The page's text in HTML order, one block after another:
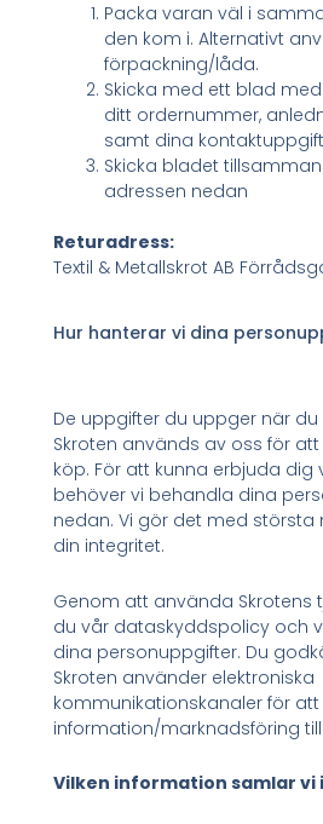
Packa varan väl i
den kom i. Alternativt
förpackning/låda.
Skicka med ett blad
ditt ordernummer,
samt dina
Skicka bladet
adressen nedan
Returadress:
Textil & Metallskrot AB
Hur hanterar vi dina
De uppgifter du uppger när
Skroten används av oss för
köp. För att kunna erbjuda dig
behöver vi behandla dina
nedan. Vi gör det med största
din integritet.
Genom att använda Skrotens
du vår dataskyddspolicy och
dina personuppgifter. Du
Skroten använder elektroniska
kommunikationskanaler för att
information/marknadsföring
Vilken information samlar vi